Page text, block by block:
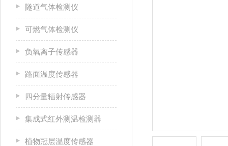
隧道气体检测仪
可燃气体检测仪
负氧离子传感器
路面温度传感器
四分量辐射传感器
集成式红外测温检测器
植物冠层温度传感器